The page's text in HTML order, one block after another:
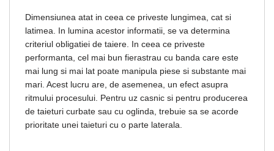
Dimensiunea atat in ceea ce priveste lungimea, cat si
latimea. In lumina acestor informatii, se va determina
criteriul obligatiei de taiere. In ceea ce priveste
performanta, cel mai bun fierastrau cu banda care este
mai lung si mai lat poate manipula piese si substante mai
mari. Acest lucru are, de asemenea, un efect asupra
ritmului procesului. Pentru uz casnic si pentru producerea
de taieturi curbate sau cu oglinda, trebuie sa se acorde
prioritate unei taieturi cu o parte laterala.